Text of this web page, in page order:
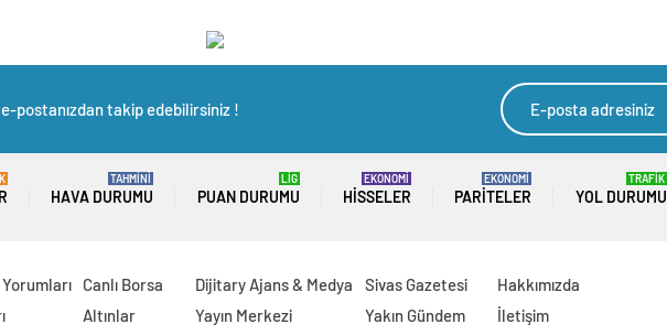
postanızdan takip edebilirsiniz !
HAVA DURUMU
TAHMİNİ
PUAN DURUMU
LİG
HISSELER
EKONOMİ
PARITELER
EKONOMİ
YOL DURUMU
TRAFİK
Canlı Borsa
Altınlar
Dijitary Ajans & Medya
Yayın Merkezi
Sivas Gazetesi
Yakın Gündem
Hakkımızda
İletişim